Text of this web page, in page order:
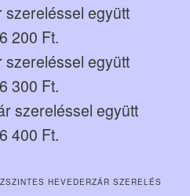
együtt
200 Ft.
együtt
300 Ft.
szereléssel együtt
400 Ft.
HEVEDERZÁR SZERELÉS